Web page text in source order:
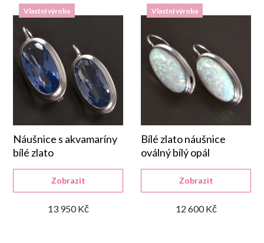
Vlastní výroba
Náušnice s akvamaríny
bílé zlato
13 950 Kč
Zobrazit
Vlastní výroba
Bílé zlato náušnice
oválný bílý opál
12 600 Kč
Zobrazit